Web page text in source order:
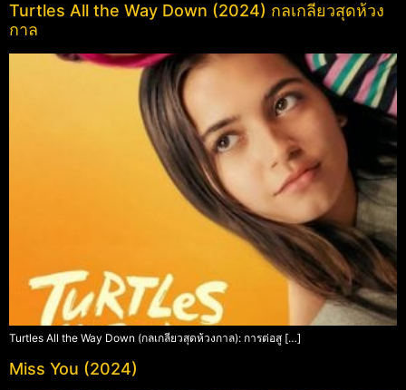
Turtles All the Way Down (2024) กลเกลียวสุดห้วง
กาล
Turtles All the Way Down (กลเกลียวสุดห้วงกาล): การต่อสู […]
Miss You (2024)